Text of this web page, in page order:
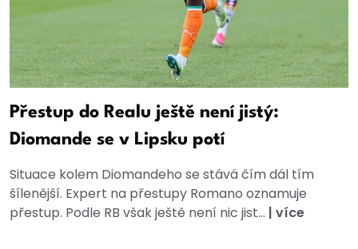
Přestup do Realu ještě není jistý:
Diomande se v Lipsku potí
Situace kolem Diomandeho se stává čím dál tím
šílenější. Expert na přestupy Romano oznamuje
přestup. Podle RB však ještě není nic jist... | více